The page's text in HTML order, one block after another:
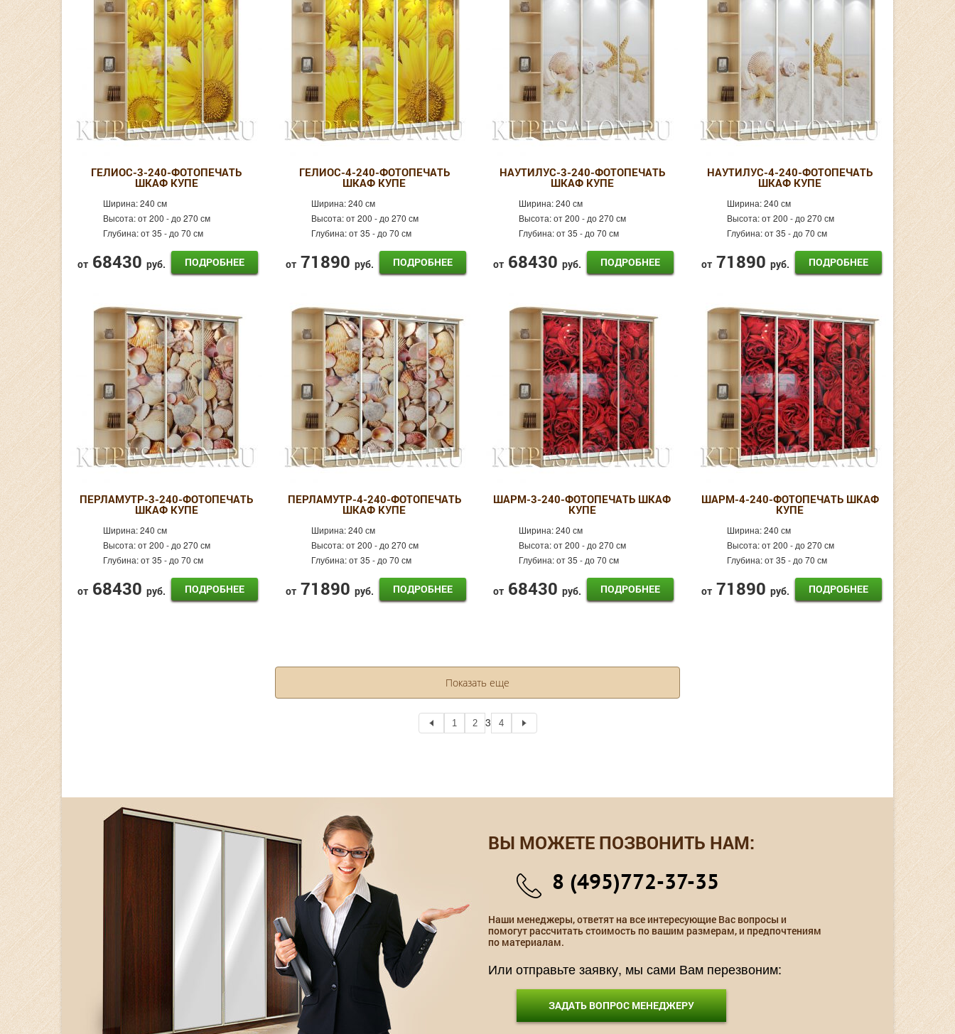
ГЕЛИОС-3-240-ФОТОПЕЧАТЬ
ШКАФ КУПЕ
Ширина:240 см
Высота:от 200 - до 270 см
Глубина:от 35 - до 70 см
от 68430 руб. ПОДРОБНЕЕ
ГЕЛИОС-4-240-ФОТОПЕЧАТЬ
ШКАФ КУПЕ
Ширина:240 см
Высота:от 200 - до 270 см
Глубина:от 35 - до 70 см
от 71890 руб. ПОДРОБНЕЕ
НАУТИЛУС-3-240-ФОТОПЕЧАТЬ
ШКАФ КУПЕ
Ширина:240 см
Высота:от 200 - до 270 см
Глубина:от 35 - до 70 см
от 68430 руб. ПОДРОБНЕЕ
НАУТИЛУС-4-240-ФОТОПЕЧАТЬ
ШКАФ КУПЕ
Ширина:240 см
Высота:от 200 - до 270 см
Глубина:от 35 - до 70 см
от 71890 руб. ПОДРОБНЕЕ
ПЕРЛАМУТР-3-240-ФОТОПЕЧАТЬ
ШКАФ КУПЕ
Ширина:240 см
Высота:от 200 - до 270 см
Глубина:от 35 - до 70 см
от 68430 руб. ПОДРОБНЕЕ
ПЕРЛАМУТР-4-240-ФОТОПЕЧАТЬ
ШКАФ КУПЕ
Ширина:240 см
Высота:от 200 - до 270 см
Глубина:от 35 - до 70 см
от 71890 руб. ПОДРОБНЕЕ
ШАРМ-3-240-ФОТОПЕЧАТЬ ШКАФ
КУПЕ
Ширина:240 см
Высота:от 200 - до 270 см
Глубина:от 35 - до 70 см
от 68430 руб. ПОДРОБНЕЕ
ШАРМ-4-240-ФОТОПЕЧАТЬ ШКАФ
КУПЕ
Ширина:240 см
Высота:от 200 - до 270 см
Глубина:от 35 - до 70 см
от 71890 руб. ПОДРОБНЕЕ
Показать еще
1 2 3 4
ВЫ МОЖЕТЕ ПОЗВОНИТЬ НАМ:
8 (495)772-37-35
Наши менеджеры, ответят на все интересующие Вас вопросы и
помогут рассчитать стоимость по вашим размерам, и предпочтениям
по материалам.
Или отправьте заявку, мы сами Вам перезвоним:
ЗАДАТЬ ВОПРОС МЕНЕДЖЕРУ